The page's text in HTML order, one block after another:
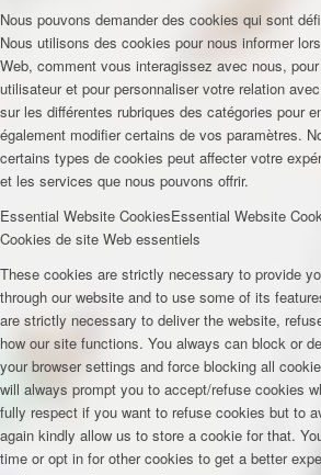
Nous pouvons demander des cookies qui sont
Nous utilisons des cookies pour nous informer
Web, comment vous interagissez avec nous,
utilisateur et pour personnaliser votre relation
sur les différentes rubriques des catégories pour
également modifier certains de vos paramètres.
certains types de cookies peut affecter votre
et les services que nous pouvons offrir.
Essential Website CookiesEssential Website
Cookies de site Web essentiels
These cookies are strictly necessary to provide
through our website and to use some of its
are strictly necessary to deliver the website,
how our site functions. You always can block or
your browser settings and force blocking all
will always prompt you to accept/refuse cookies
fully respect if you want to refuse cookies but to
again kindly allow us to store a cookie for that.
time or opt in for other cookies to get a better